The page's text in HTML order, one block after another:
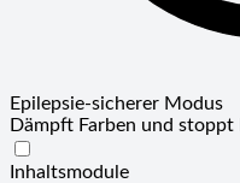
Epilepsie-sicherer Modus
Dämpft Farben und stoppt
Inhaltsmodule